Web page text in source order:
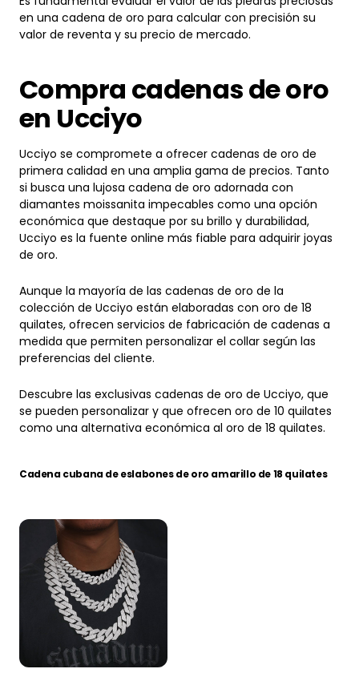
en una cadena de oro para calcular con precisión su
valor de reventa y su precio de mercado.
Compra cadenas de oro
en Ucciyo
primera calidad en una amplia gama de precios. Tanto
si busca una lujosa cadena de oro adornada con
diamantes moissanita impecables como una opción
económica que destaque por su brillo y durabilidad,
Ucciyo es la fuente online más fiable para adquirir joyas
de oro.
colección de Ucciyo están elaboradas con oro de 18
quilates, ofrecen servicios de fabricación de cadenas a
medida que permiten personalizar el collar según las
preferencias del cliente.
se pueden personalizar y que ofrecen oro de 10 quilates
como una alternativa económica al oro de 18 quilates.